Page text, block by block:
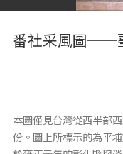
番社采風圖──
本圖僅見台灣從西半部
份。圖上所標示的為平